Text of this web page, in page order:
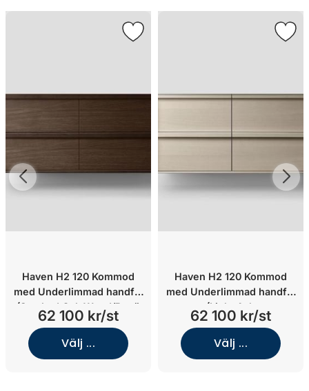
Haven H2 120 Kommod
med Underlimmad handfat
(Smoked Oak Wood/Runö
Grey/Underlimmat vit solid
surface)
62 100 kr/st
Välj ...
Haven H2 120 Kommod
med Underlimmad handfat
(Light Ash
Wood/Norrvange
Ivory/Underlimmat
mässing)
62 100 kr/st
Välj ...